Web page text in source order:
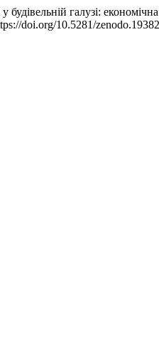
галузі:
doi.org/10.5281/